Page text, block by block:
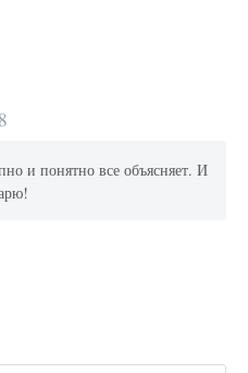
и понятно все объясняет. И